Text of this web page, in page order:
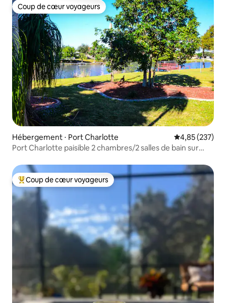
Coup de cœur voyageurs
Coup de cœur voyageurs
Hébergement ⋅ Port Charlotte Évaluation
4,85 (237)
Port Charlotte paisible 2 chambres/2 salles de bain sur
Coups de cœur voyageurs les plus appréciés
Coup de cœur voyageurs